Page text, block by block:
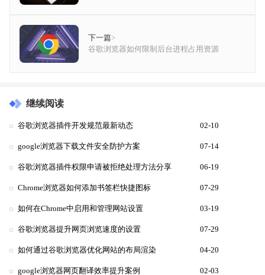
下一篇>
谷歌浏览器如何限制后台进程占用资源
继续阅读
谷歌浏览器插件开发规范最新动态 02-10
google浏览器下载文件安全防护方案 07-14
谷歌浏览器插件权限申请被拒绝处理方法分享 06-19
Chrome浏览器如何添加书签栏快捷图标 07-29
如何在Chrome中启用和管理网站设置 03-19
谷歌浏览器提升网页浏览速度的设置 07-29
如何通过谷歌浏览器优化网站的布局渲染 04-20
google浏览器网页翻译效率提升案例 02-03